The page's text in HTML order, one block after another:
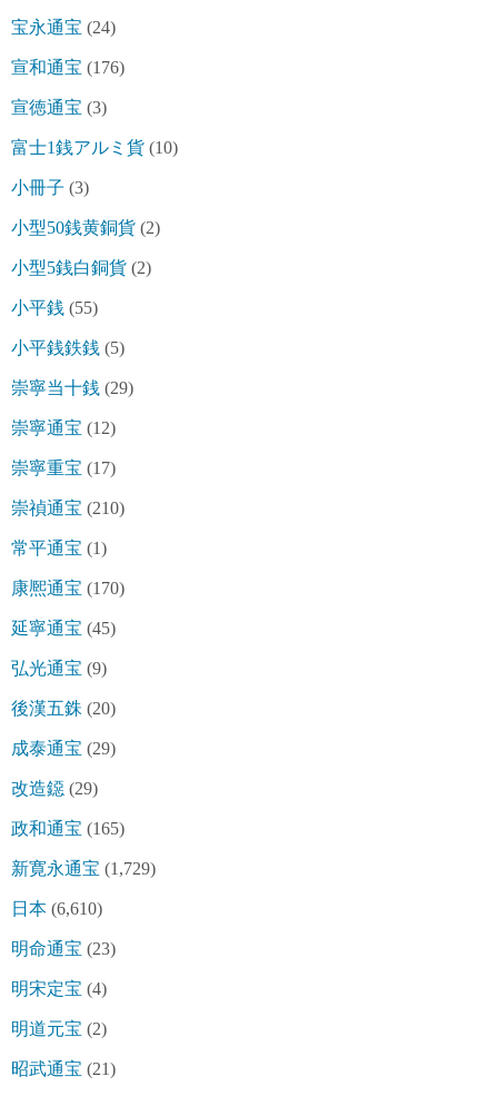
宝永通宝 (24)
宣和通宝 (176)
宣徳通宝 (3)
富士1銭アルミ貨 (10)
小冊子 (3)
小型50銭黄銅貨 (2)
小型5銭白銅貨 (2)
小平銭 (55)
小平銭鉄銭 (5)
崇寧当十銭 (29)
崇寧通宝 (12)
崇寧重宝 (17)
崇禎通宝 (210)
常平通宝 (1)
康熈通宝 (170)
延寧通宝 (45)
弘光通宝 (9)
後漢五銖 (20)
成泰通宝 (29)
改造鐚 (29)
政和通宝 (165)
新寛永通宝 (1,729)
日本 (6,610)
明命通宝 (23)
明宋定宝 (4)
明道元宝 (2)
昭武通宝 (21)